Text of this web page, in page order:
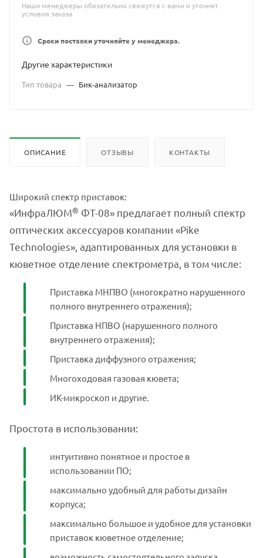
Наши менеджеры обязательно свяжутся с вами и уточнят
условия заказа
Сроки поставки уточняйте у менеджера.
Другие характеристики
Тип товара — Бик-анализатор
ОПИСАНИЕ ОТЗЫВЫ КОНТАКТЫ
Широкий спектр приставок:
«ИнфраЛЮМ® ФТ-08» предлагает полный спектр
оптических аксессуаров компании «Pike
Technologies», адаптированных для установки в
кюветное отделение спектрометра, в том числе:
Приставка МНПВО (многократно нарушенного
полного внутреннего отражения);
Приставка НПВО (нарушенного полного
внутреннего отражения);
Приставка диффузного отражения;
Многоходовая газовая кювета;
ИК-микроскоп и другие.
Простота в использовании:
интуитивно понятное и простое в
использовании ПО;
максимально удобный для работы дизайн
корпуса;
максимально большое и удобное для установки
приставок кюветное отделение;